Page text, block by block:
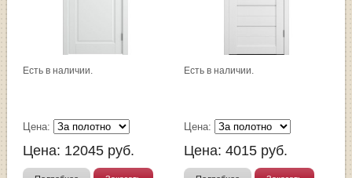
Есть в наличии.
Цена:
Цена: 12045 руб.
Есть в наличии.
Цена:
Цена: 4015 руб.